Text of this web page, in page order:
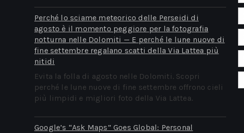
Perché lo sciame meteorico delle Perseidi di
agosto è il momento peggiore per la fotografia
notturna nelle Dolomiti — E perché le lune nuove di
fine settembre regalano scatti della Via Lattea più
nitidi
Evita la folla di agosto nelle Dolomiti. Scopri
perché le lune nuove di fine settembre offrono cieli
più limpidi e migliori foto della Via Lattea.
Google’s “Ask Maps” Goes Global: Personal